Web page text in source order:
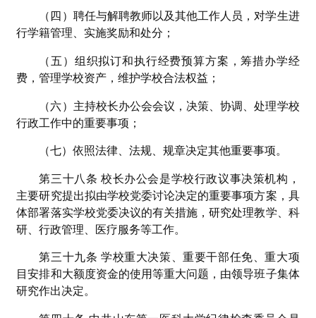
（四）聘任与解聘教师以及其他工作人员，对学生进
行学籍管理、实施奖励和处分；
（五）组织拟订和执行经费预算方案，筹措办学经
费，管理学校资产，维护学校合法权益；
（六）主持校长办公会会议，决策、协调、处理学校
行政工作中的重要事项；
（七）依照法律、法规、规章决定其他重要事项。
第三十八条 校长办公会是学校行政议事决策机构，
主要研究提出拟由学校党委讨论决定的重要事项方案，具
体部署落实学校党委决议的有关措施，研究处理教学、科
研、行政管理、医疗服务等工作。
第三十九条 学校重大决策、重要干部任免、重大项
目安排和大额度资金的使用等重大问题，由领导班子集体
研究作出决定。